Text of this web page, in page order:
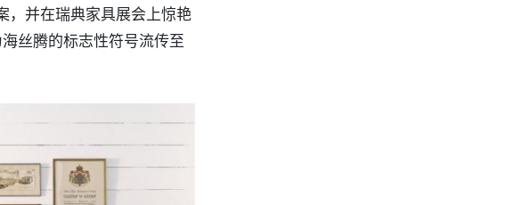
，并在瑞典家具展会上惊艳
丝腾的标志性符号流传至